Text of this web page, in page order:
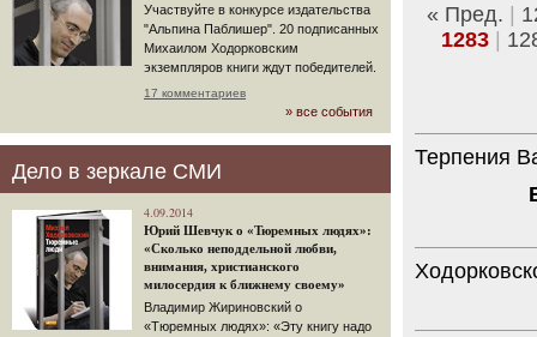
Участвуйте в конкурсе издательства
"Альпина Паблишер". 20 подписанных
Михаилом Ходорковским
экземпляров книги ждут победителей.
17 комментариев
» все события
Дело в зеркале СМИ
4.09.2014
Юрий Шевчук о «Тюремных людях»:
«Сколько неподдельной любви,
внимания, христианского
милосердия к ближнему своему»
Владимир Жириновский о
«Тюремных людях»: «Эту книгу надо
« Пред. |
1283 |
Терпения